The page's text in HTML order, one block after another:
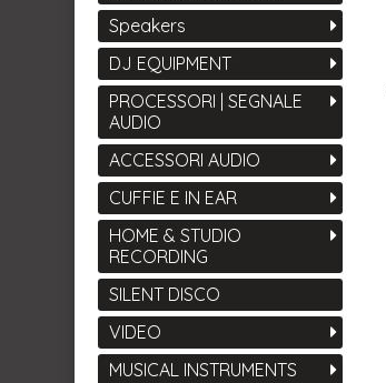
Speakers
DJ EQUIPMENT
PROCESSORI | SEGNALE
AUDIO
ACCESSORI AUDIO
CUFFIE E IN EAR
HOME & STUDIO
RECORDING
SILENT DISCO
VIDEO
MUSICAL INSTRUMENTS